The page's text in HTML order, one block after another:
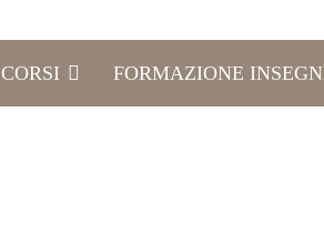
CORSI FORMAZIONE